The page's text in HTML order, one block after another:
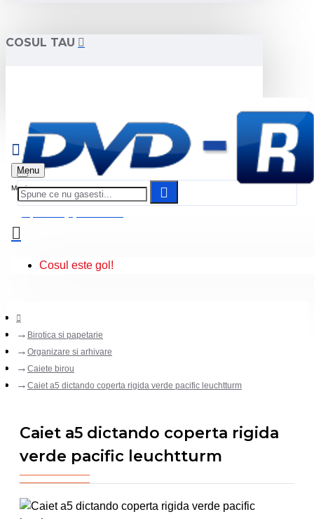
COSUL TAU
Menu
Cosul este gol!
Birotica si papetarie
Organizare si arhivare
Caiete birou
Caiet a5 dictando coperta rigida verde pacific leuchtturm
Caiet a5 dictando coperta rigida
verde pacific leuchtturm